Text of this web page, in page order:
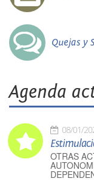
Quejas y
Agenda
08/01/
OTRAS